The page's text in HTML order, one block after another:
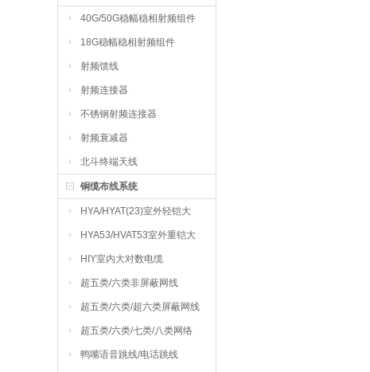
40G/50G稳幅稳相射频组件
18G稳幅稳相射频组件
射频馈线
射频连接器
不锈钢射频连接器
射频衰减器
北斗终端天线
铜缆布线系统
HYA/HYAT(23)室外轻铠大
对数电缆
HYA53/HVAT53室外重铠大
对数电缆
HIY室内大对数电缆
超五类/六类非屏蔽网线
超五类/六类/超六类屏蔽网线
超五类/六类/七类/八类网络
跳线
鸭嘴语音跳线/电话跳线